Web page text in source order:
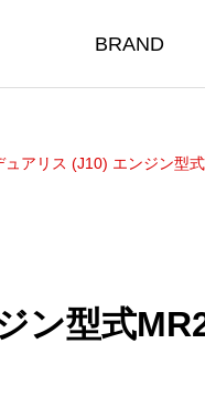
BRAND
OIL ＆
ュアリス (J10) エンジン型
ン型式